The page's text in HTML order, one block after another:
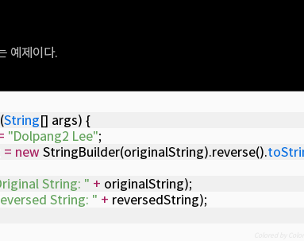
예제이다.
String[] args) {
"Dolpang2 Lee";
= new StringBuilder(originalString).reverse().
String: " + originalString);
String: " + reversedString);